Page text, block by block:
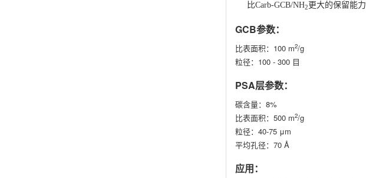
比Carb-GCB/NH2 更大的保留能力
GCB参数：
比表面积：100 m2/g
粒径：100 - 300 目
PSA层参数：
碳含量：8%
比表面积：500 m2/g
粒径：40-75 μm
平均孔径：70 Å
应用：